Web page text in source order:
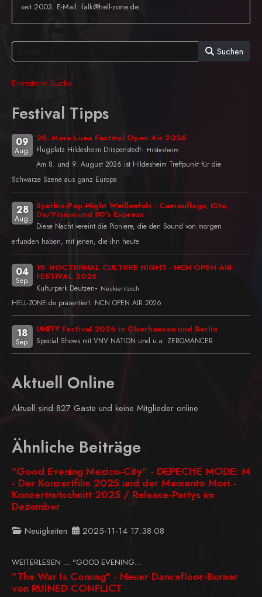
seit 2003. E-Mail: falk@hell-zone.de
Suchen
Erweiterte Suche
Festival Tipps
09
Aug.
26. Mera Luna Festival Open Air 2026
Flugplatz Hildesheim Drispenstedt- Hildesheim
Am 8. und 9. August 2026 ist Hildesheim Treffpunkt für die
Schwarze Szene aus ganz Europa
28
Aug.
Synthie-Pop-Night Weißenfels - Camouflage, Kite,
De/Vision und 80's Express
Diese Nacht vereint die Pioniere, die den Sound von morgen
erfunden haben, mit jenen, die ihn heute
04
Sep.
19. NOCTURNAL CULTURE NIGHT - NCN OPEN AIR
FESTIVAL 2026
Kulturpark Deutzen- Neukieritzsch
HELL-ZONE.de präsentiert: NCN OPEN AIR 2026
18
Sep.
UNITY Festival 2026 in Oberhausen und Berlin
Special Shows mit VNV NATION und u.a. ZEROMANCER
Aktuell Online
Aktuell sind 827 Gäste und keine Mitglieder online
Ähnliche Beiträge
"Good Evening Mexico-City" - DEPECHE MODE: M
- Der Konzertfilm 2025 und der Memento Mori -
Konzertmitschnitt 2025 / Release-Partys im
Dezember
Neuigkeiten 2025-11-14 17:38:08
WEITERLESEN … "GOOD EVENING...
"The War Is Coming" - Neuer Dancefloor-Burner
von RUINED CONFLICT